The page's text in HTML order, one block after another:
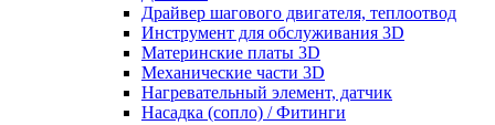
Драйвер шагового двигателя, теплоотвод
Инструмент для обслуживания 3D
Материнские платы 3D
Механические части 3D
Нагревательный элемент, датчик
Насадка (сопло) / Фитинги